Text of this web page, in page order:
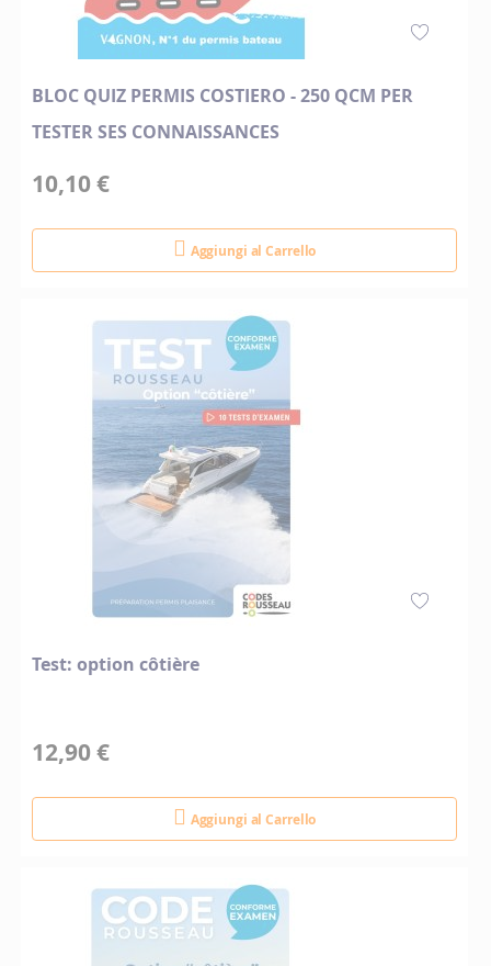
BLOC QUIZ PERMIS COSTIERO - 250 QCM PER
TESTER SES CONNAISSANCES
10,10 €
Aggiungi al Carrello
Test: option côtière
12,90 €
Aggiungi al Carrello